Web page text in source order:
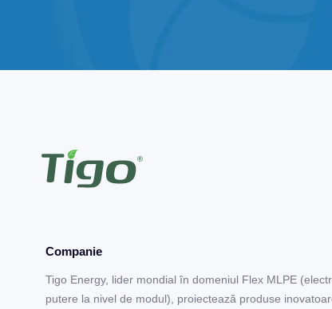
Companie
Tigo Energy, lider mondial în domeniul Flex MLPE
putere la nivel de modul), proiectează produse